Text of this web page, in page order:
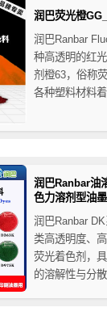
润巴荧光橙
润巴Ranbar
种高透明的红
剂橙63，俗称
各种塑料材料
尼龙纤维具有
值...
润巴Ranbar油
色力溶剂型油
润巴Ranbar
类高透明度、
荧光着色剂，
的溶解性与分